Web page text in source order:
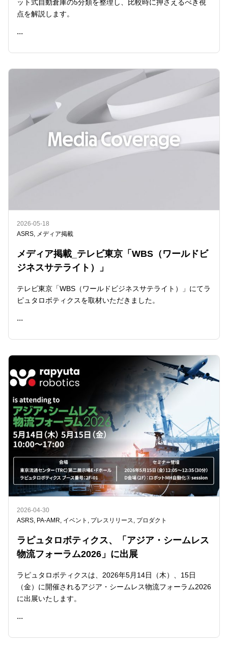
ット式自動倉庫の5分類を整理し、比較時に押さえるべき視
点を解説します。
...
READ ME
2026-05-18
ASRS, メディア掲載
メディア掲載_テレビ東京「WBS（ワールドビ
ジネスサテライト）」
テレビ東京「WBS（ワールドビジネスサテライト）」にてラ
ピュタロボティクスを取材いただきました。
...
READ ME
2026-04-30
ASRS, PA-AMR, イベント , プレスリリース, プロダクト
ラピュタロボティクス、「アジア・シームレス
物流フォーラム2026」に出展
ラピュタロボティクスは、2026年5月14日（木）、15日
（金）に開催されるアジア・シームレス物流フォーラム2026
に出展いたします。
...
READ ME